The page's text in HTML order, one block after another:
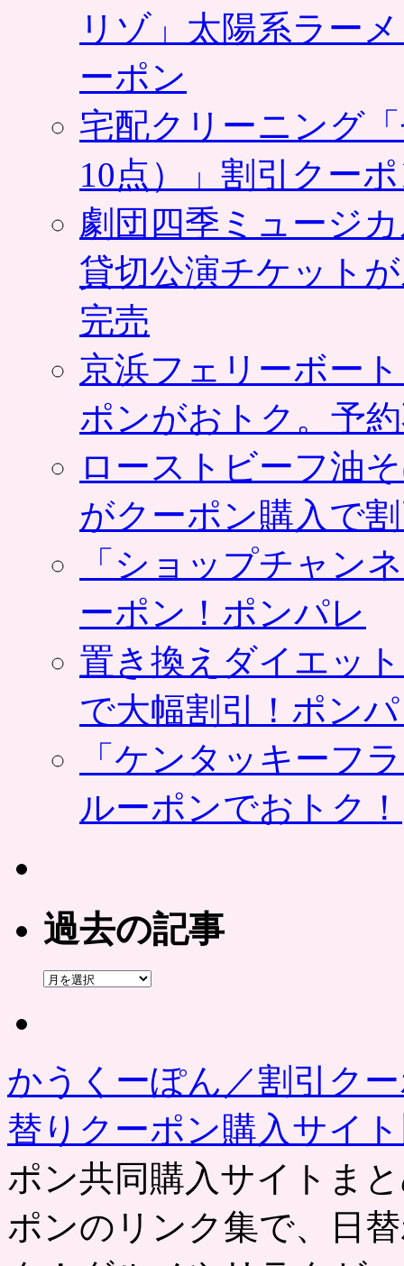
リゾ」太陽系ラー
ーポン
宅配クリーニング
10点）」割引クー
劇団四季ミュージ
貸切公演チケット
完売
京浜フェリーボー
ポンがおトク。予
ローストビーフ油
がクーポン購入で
「ショップチャン
ーポン！ポンパレ
置き換えダイエッ
で大幅割引！ポン
「ケンタッキーフ
ルーポンでおトク！
過去の記事
過
かうくーぽん／割引ク
替りクーポン購入サイ
ポン共同購入サイトま
ポンのリンク集で、日